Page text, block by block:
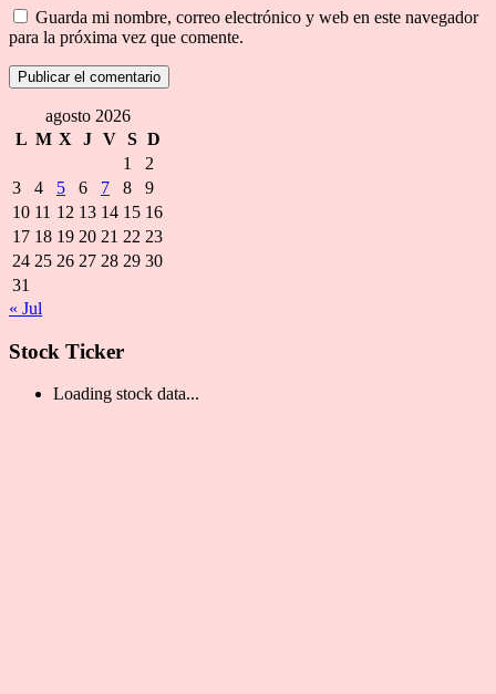
Guarda mi nombre, correo electrónico y web en este navegador
para la próxima vez que comente.
agosto 2026
L M X J V S D
1
2
3
4 5 6 7 8
9
10 11 12 13 14 15 16
17 18 19 20 21 22 23
24 25 26 27 28 29 30
31
« Jul
Stock Ticker
Loading stock data...